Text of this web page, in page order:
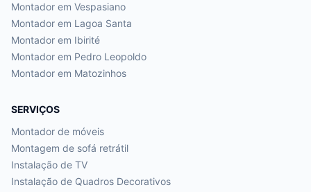
Montador em Vespasiano
Montador em Lagoa Santa
Montador em Ibirité
Montador em Pedro Leopoldo
Montador em Matozinhos
SERVIÇOS
Montador de móveis
Montagem de sofá retrátil
Instalação de TV
Instalação de Quadros Decorativos